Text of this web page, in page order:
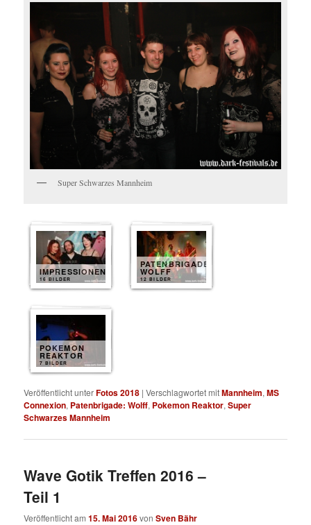
Super Schwarzes Mannheim
IMPRESSIONEN
16 BILDER
PATENBRIGADE
WOLFF
12 BILDER
POKEMON
REAKTOR
7 BILDER
Veröffentlicht unterFotos 2018 |Verschlagwortet mitMannheim,MS
Connexion, Patenbrigade: Wolff, Pokemon Reaktor,Super
Schwarzes Mannheim
Wave Gotik Treffen 2016 –
Teil 1
Veröffentlicht am15. Mai 2016vonSven Bähr